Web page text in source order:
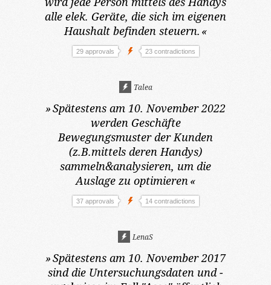
alle elek. Geräte, die sich im eigenen
Haushalt befinden steuern. «
29 approvals 23 contradictions
Talea
»Spätestens am 10. November 2022
werden Geschäfte
Bewegungsmuster der Kunden
(z.B.mittels deren Handys)
sammeln&analysieren, um die
Auslage zu optimieren«
37 approvals 14 contradictions
LenaS
»Spätestens am 10. November 2017
sind die Untersuchungsdaten und -